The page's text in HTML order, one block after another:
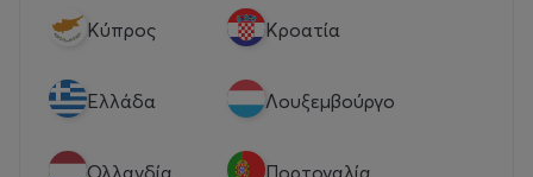
Κύπρος Κροατία
Eλλάδα Λουξεμβούργο
Ολλανδία Πορτογαλία